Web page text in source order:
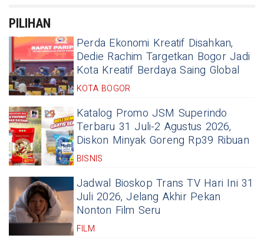
PILIHAN
Perda Ekonomi Kreatif Disahkan,
Dedie Rachim Targetkan Bogor Jadi
Kota Kreatif Berdaya Saing Global
KOTA BOGOR
Katalog Promo JSM Superindo
Terbaru 31 Juli-2 Agustus 2026,
Diskon Minyak Goreng Rp39 Ribuan
BISNIS
Jadwal Bioskop Trans TV Hari Ini 31
Juli 2026, Jelang Akhir Pekan
Nonton Film Seru
FILM